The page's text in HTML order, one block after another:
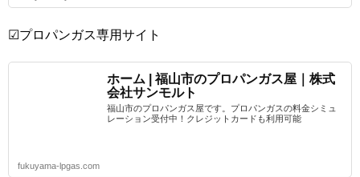
☑プロパンガス専用サイト
ホーム | 福山市のプロパンガス屋｜株式
会社サンモルト
福山市のプロパンガス屋です。プロパンガスの料金シミュ
レーション受付中！クレジットカードも利用可能
fukuyama-lpgas.com